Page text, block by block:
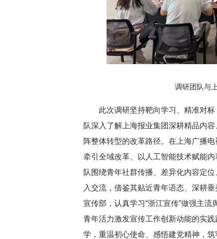
调研团队与
此次调研坚持靶向学习、精准对
队深入了解上海报业集团深耕精品内
阵整体转型的改革路径。在上海广播
牵引全域改革、以人工智能技术赋能
队围绕青年社群传播、差异化内容定
入交流，借鉴其贴近青年语态、深耕
宣传部，认真学习“浙江宣传”做强主
青年活力激发宣传工作创新动能的实
学，重温初心使命、感悟建党精神，